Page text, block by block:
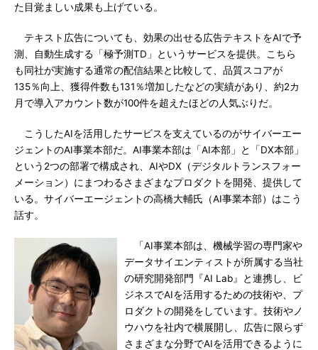
た目覚ましい成果も上げている。
テキスト広告についても、効果の出せる広告テキストをAIで予
測、自動生成する「極予測TD」というサービスを提供。こちら
も同社が実施する通常の配信結果と比較して、品質スコアが
135％向上、獲得件数も131％増加したなどの実績があり、約2カ
月で導入アカウント数が100件を超えたほどの人気ぶりだ。
こうしたAIを活用したサービスを支えているのがサイバーエー
ジェントのAI事業本部だ。AI事業本部は「AI本部」と「DX本部」
という2つの部署で構成され、AIやDX（デジタルトランスフォー
メーション）にまつわるさまざまなプロダクトを開発、提供して
いる。サイバーエージェントの高橋大輔氏（AI事業本部）はこう
話す。
「AI事業本部は、機械学習の専門家や
データサイエンティストが所属する当社
の研究開発部門『AI Lab』と連携し、ビ
ジネスでAIを活用するための技術や、プ
ロダクトの開発をしています。技術やノ
ウハウを社内で横展開し、広告に限らず
さまざまな分野でAIを活用できるように